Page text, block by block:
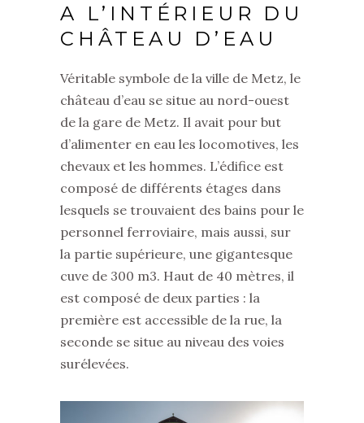
A L’INTÉRIEUR DU
CHÂTEAU D’EAU
Véritable symbole de la ville de Metz, le
château d’eau se situe au nord-ouest
de la gare de Metz. Il avait pour but
d’alimenter en eau les locomotives, les
chevaux et les hommes. L’édifice est
composé de différents étages dans
lesquels se trouvaient des bains pour le
personnel ferroviaire, mais aussi, sur
la partie supérieure, une gigantesque
cuve de 300 m3. Haut de 40 mètres, il
est composé de deux parties : la
première est accessible de la rue, la
seconde se situe au niveau des voies
surélevées.